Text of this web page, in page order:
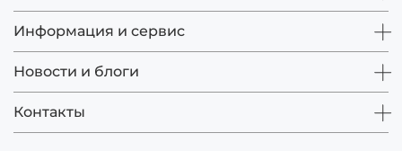
Информация и сервис
Новости и блоги
Контакты